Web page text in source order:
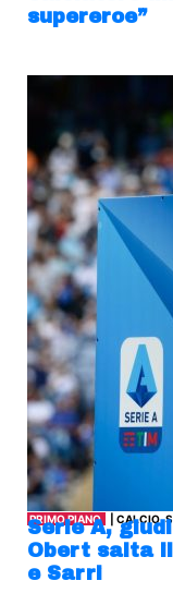
supereroe”
PRIMO PIANO | CALCIO,
Serie A,
Obert salta
e Sarri